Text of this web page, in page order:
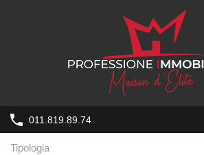
011.819.89.74
Tipologia